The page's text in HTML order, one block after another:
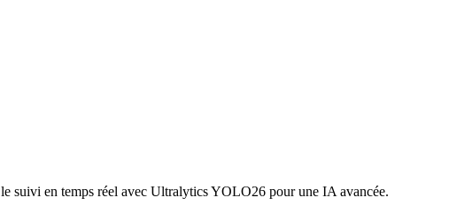
suivi en temps réel avec Ultralytics YOLO26 pour une IA avancée.